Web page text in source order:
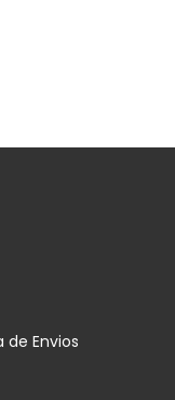
de Envios